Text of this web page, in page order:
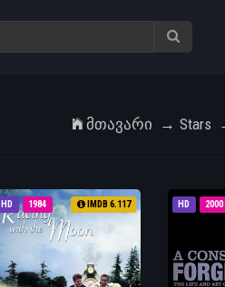
Მთავარი Stars
HD 1984 IMDB 6.117 HD 2000